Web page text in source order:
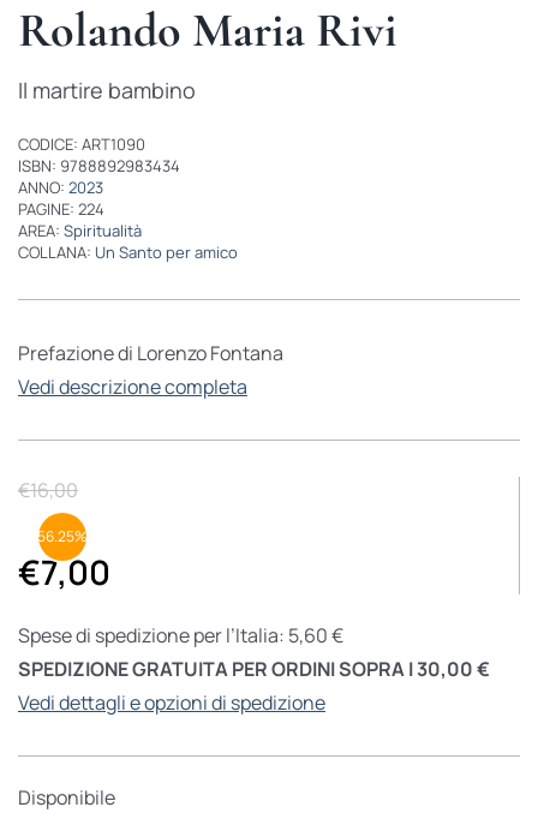
Rolando Maria Rivi
Il martire bambino
CODICE: ART1090
ISBN: 9788892983434
ANNO: 2023
PAGINE: 224
AREA: Spiritualità
COLLANA: Un Santo per amico
Prefazione di Lorenzo Fontana
Vedi descrizione completa
€16,00
€7,00
56.25%
Spese di spedizione per l’Italia: 5,60 €
SPEDIZIONE GRATUITA PER ORDINI SOPRA I 30,00 €
Vedi dettagli e opzioni di spedizione
Disponibile